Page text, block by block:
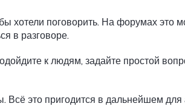
хотели поговорить. На форумах это
в разговоре.
к людям, задайте простой
Всё это пригодится в дальнейшем